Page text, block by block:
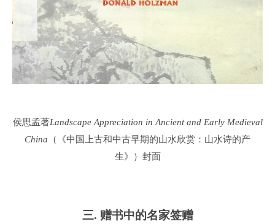
侯思孟著Landscape Appreciation in Ancient and Early Medieval
China （《中国上古和中古早期的山水欣赏：山水诗的产
生》）封面
三. 赠书中的名家签赠